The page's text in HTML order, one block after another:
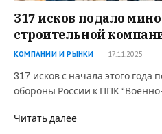
317 исков подало
строительной
КОМПАНИИ И РЫНКИ 17.11.2025
317 исков с начала этого года
обороны России к ППК
Читать далее